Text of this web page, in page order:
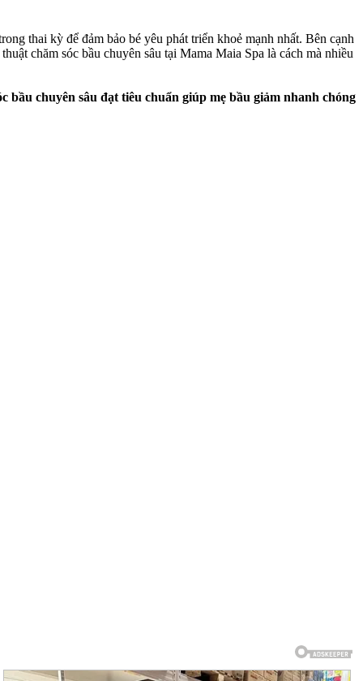
thai kỳ để đảm bảo bé yêu phát triển khoẻ mạnh nhất. Bên cạnh
chăm sóc bầu chuyên sâu tại Mama Maia Spa là cách mà nhiều
chuyên sâu đạt tiêu chuẩn giúp mẹ bầu giảm nhanh chóng